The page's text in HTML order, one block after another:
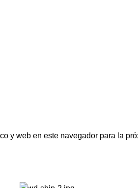
y web en este navegador para la